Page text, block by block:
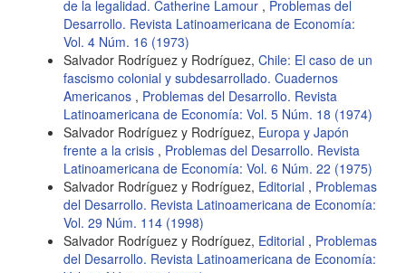
de la legalidad. Catherine Lamour , Problemas del
Desarrollo. Revista Latinoamericana de Economía:
Vol. 4 Núm. 16 (1973)
Salvador Rodríguez y Rodríguez, Chile: El caso de un
fascismo colonial y subdesarrollado. Cuadernos
Americanos , Problemas del Desarrollo. Revista
Latinoamericana de Economía: Vol. 5 Núm. 18 (1974)
Salvador Rodríguez y Rodríguez, Europa y Japón
frente a la crisis , Problemas del Desarrollo. Revista
Latinoamericana de Economía: Vol. 6 Núm. 22 (1975)
Salvador Rodríguez y Rodríguez, Editorial , Problemas
del Desarrollo. Revista Latinoamericana de Economía:
Vol. 29 Núm. 114 (1998)
Salvador Rodríguez y Rodríguez, Editorial , Problemas
del Desarrollo. Revista Latinoamericana de Economía: